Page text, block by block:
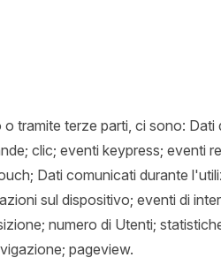
tramite terze parti, ci sono:
clic; eventi keypress; eventi
Dati comunicati durante
sul dispositivo; eventi di
numero di Utenti;
pageview.